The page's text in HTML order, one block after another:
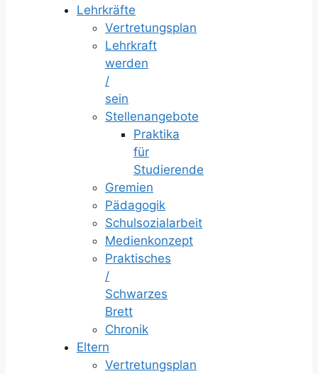
Lehrkräfte
Vertretungsplan
Lehrkraft
werden
/
sein
Stellenangebote
Praktika
für
Studierende
Gremien
Pädagogik
Schulsozialarbeit
Medienkonzept
Praktisches
/
Schwarzes
Brett
Chronik
Eltern
Vertretungsplan